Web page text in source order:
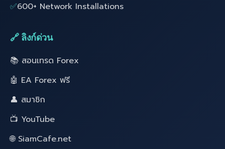
✅600+ Network Installations
🔗 ลิงก์ด่วน
📚 สอนเทรด Forex
🤖 EA Forex ฟรี
👤 สมาชิก
📺 YouTube
🌐 SiamCafe.net